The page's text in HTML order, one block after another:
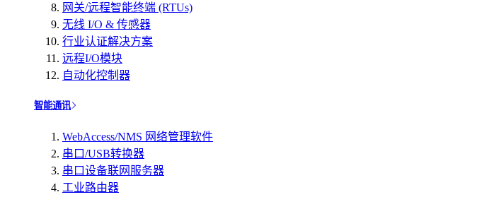
网关/远程智能终端 (RTUs)
无线 I/O & 传感器
行业认证解决方案
远程I/O模块
自动化控制器
智能通讯
WebAccess/NMS 网络管理软件
串口/USB转换器
串口设备联网服务器
工业路由器